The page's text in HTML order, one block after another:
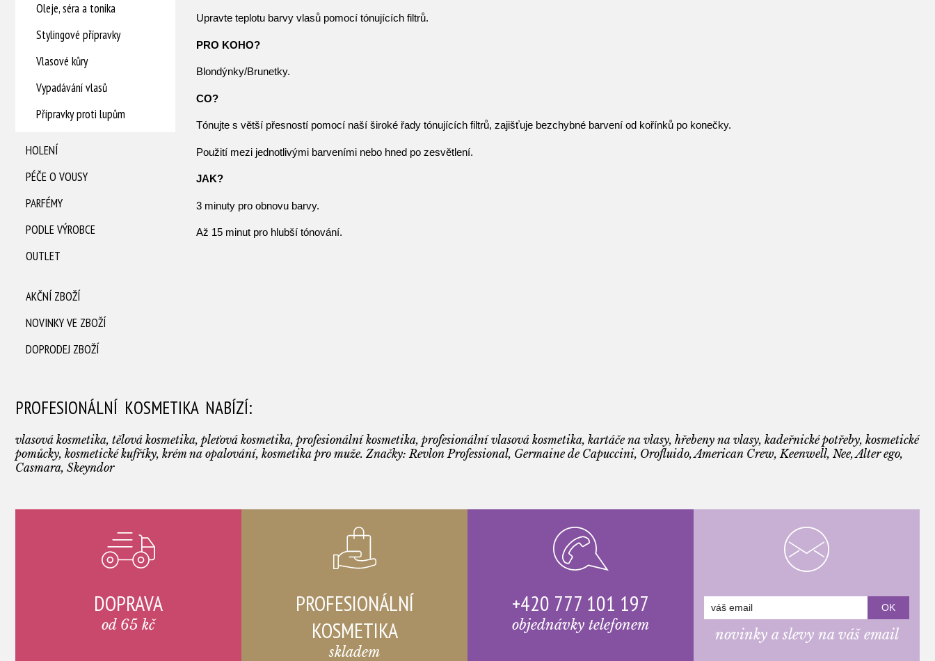
Oleje, séra a tonika
Stylingové přípravky
Vlasové kůry
Vypadávání vlasů
Přípravky proti lupům
HOLENÍ
PÉČE O VOUSY
PARFÉMY
PODLE VÝROBCE
OUTLET
AKČNÍ ZBOŽÍ
NOVINKY VE ZBOŽÍ
DOPRODEJ ZBOŽÍ
Upravte teplotu barvy vlasů pomocí tónujících filtrů.
PRO KOHO?
Blondýnky/Brunetky.
CO?
Tónujte s větší přesností pomocí naší široké řady tónujících filtrů, zajišťuje bezchybné barvení od kořínků po konečky.
Použití mezi jednotlivými barveními nebo hned po zesvětlení.
JAK?
3 minuty pro obnovu barvy.
Až 15 minut pro hlubší tónování.
PROFESIONÁLNÍ KOSMETIKA NABÍZÍ:
vlasová kosmetika, tělová kosmetika, pleťová kosmetika, profesionální kosmetika, profesionální vlasová kosmetika, kartáče na vlasy, hřebeny na vlasy, kadeřnické potřeby, kosmetické
pomůcky, kosmetické kufříky, krém na opalování, kosmetika pro muže. Značky: Revlon Professional, Germaine de Capuccini, Orofluido, American Crew, Keenwell, Nee, Alter ego,
Casmara, Skeyndor
DOPRAVA
od 65 kč
PROFESIONÁLNÍ
KOSMETIKA
skladem
+420 777 101 197
objednávky telefonem
novinky a slevy na váš email